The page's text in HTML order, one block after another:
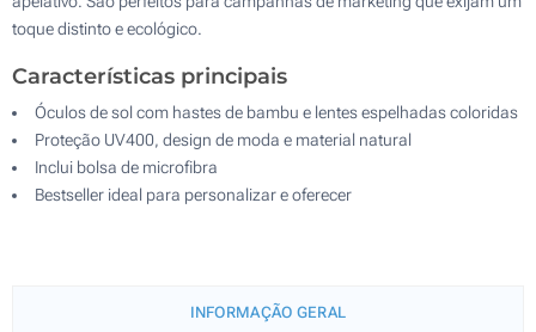
toque distinto e ecológico.
Características principais
Óculos de sol com hastes de bambu e lentes espelhadas coloridas
Proteção UV400, design de moda e material natural
Inclui bolsa de microfibra
Bestseller ideal para personalizar e oferecer
INFORMAÇÃO GERAL